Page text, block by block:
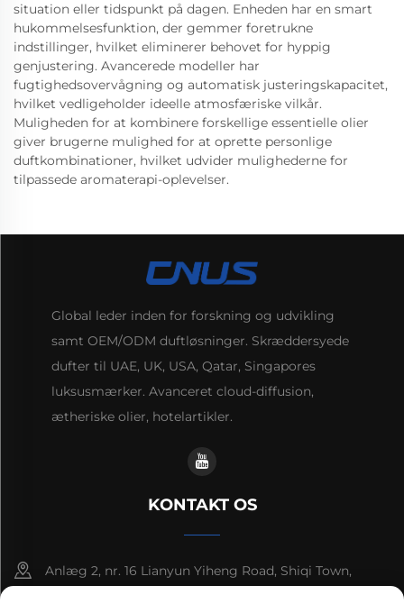
situation eller tidspunkt på dagen. Enheden har en smart
hukommelsesfunktion, der gemmer foretrukne
indstillinger, hvilket eliminerer behovet for hyppig
genjustering. Avancerede modeller har
fugtighedsovervågning og automatisk justeringskapacitet,
hvilket vedligeholder ideelle atmosfæriske vilkår.
Muligheden for at kombinere forskellige essentielle olier
giver brugerne mulighed for at oprette personlige
duftkombinationer, hvilket udvider mulighederne for
tilpassede aromaterapi-oplevelser.
Global leder inden for forskning og udvikling
samt OEM/ODM duftløsninger. Skræddersyede
dufter til UAE, UK, USA, Qatar, Singapores
luksusmærker. Avanceret cloud-diffusion,
ætheriske olier, hotelartikler.
KONTAKT OS
Anlæg 2, nr. 16 Lianyun Yiheng Road, Shiqi Town,